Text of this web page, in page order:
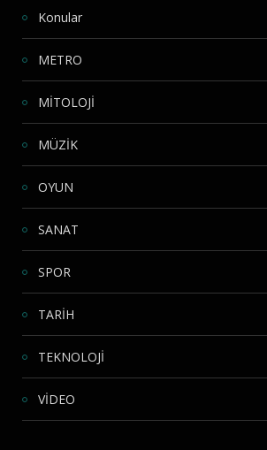
Konular
METRO
MİTOLOJİ
MÜZİK
OYUN
SANAT
SPOR
TARİH
TEKNOLOJİ
VİDEO